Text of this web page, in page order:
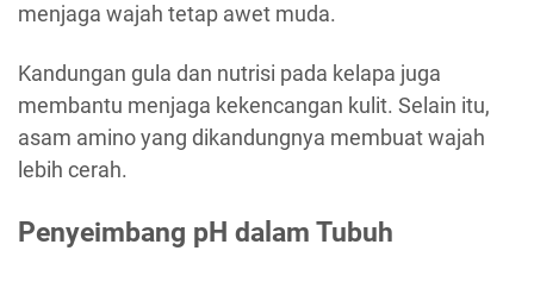
menjaga wajah tetap awet muda.
Kandungan gula dan nutrisi pada kelapa juga
membantu menjaga kekencangan kulit. Selain itu,
asam amino yang dikandungnya membuat wajah
lebih cerah.
Penyeimbang pH dalam Tubuh